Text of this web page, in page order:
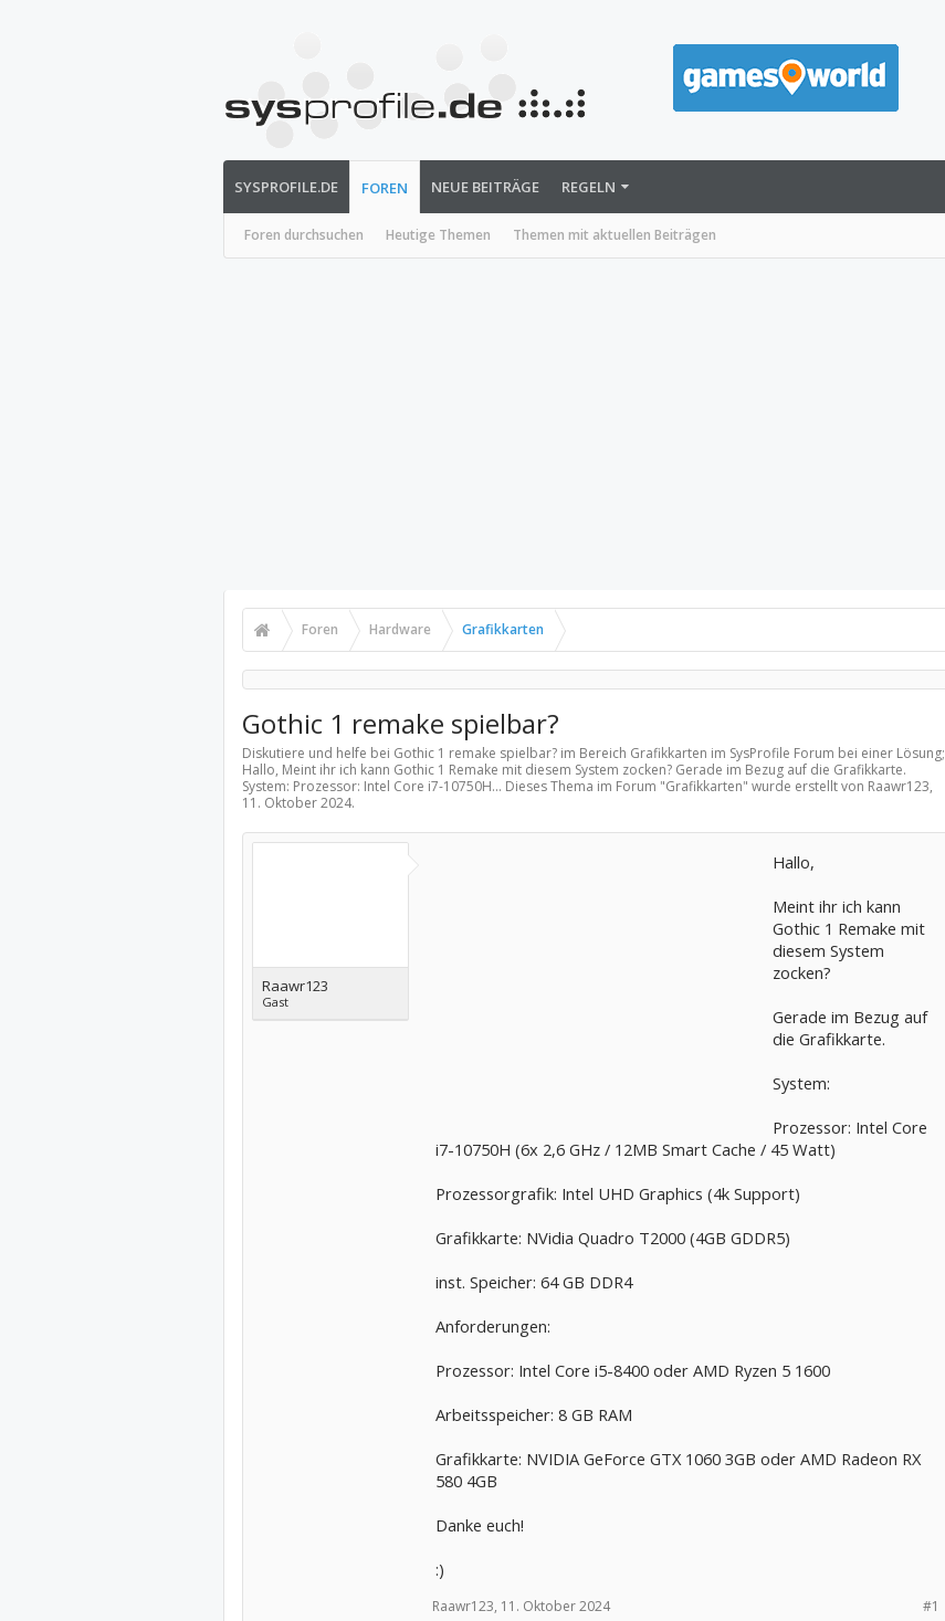
SYSPROFILE.DE FOREN
Foren durchsuchen Heutige Themen Themen mit aktuellen Beiträgen
NEUE BEITRÄGE REGELN
Foren Hardware Grafikkarten
Gothic 1 remake spielbar?
Diskutiere und helfe bei Gothic 1 remake spielbar? im Bereich Grafikkarten im SysProfile Forum bei einer Lösung;
Hallo, Meint ihr ich kann Gothic 1 Remake mit diesem System zocken? Gerade im Bezug auf die Grafikkarte.
System: Prozessor: Intel Core i7-10750H... Dieses Thema im Forum "Grafikkarten" wurde erstellt von Raawr123,
11. Oktober 2024.
Raawr123
Gast
Hallo,
Meint ihr ich kann
Gothic 1 Remake mit
diesem System
zocken?
Gerade im Bezug auf
die Grafikkarte.
System:
Prozessor: Intel Core
i7-10750H (6x 2,6 GHz / 12MB Smart Cache / 45 Watt)
Prozessorgrafik: Intel UHD Graphics (4k Support)
Grafikkarte: NVidia Quadro T2000 (4GB GDDR5)
inst. Speicher: 64 GB DDR4
Anforderungen:
Prozessor: Intel Core i5-8400 oder AMD Ryzen 5 1600
Arbeitsspeicher: 8 GB RAM
Grafikkarte: NVIDIA GeForce GTX 1060 3GB oder AMD Radeon RX
580 4GB
Danke euch!
:)
#1
Raawr123, 11. Oktober 2024